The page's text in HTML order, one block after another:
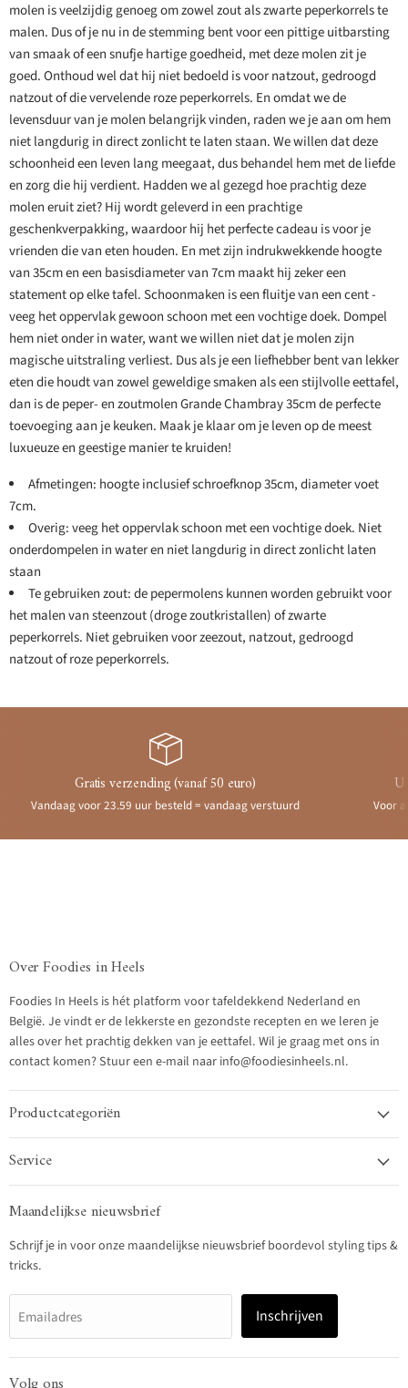
molen is veelzijdig genoeg om zowel zout als zwarte peperkorrels te
malen. Dus of je nu in de stemming bent voor een pittige uitbarsting
van smaak of een snufje hartige goedheid, met deze molen zit je
goed. Onthoud wel dat hij niet bedoeld is voor natzout, gedroogd
natzout of die vervelende roze peperkorrels. En omdat we de
levensduur van je molen belangrijk vinden, raden we je aan om hem
niet langdurig in direct zonlicht te laten staan. We willen dat deze
schoonheid een leven lang meegaat, dus behandel hem met de liefde
en zorg die hij verdient. Hadden we al gezegd hoe prachtig deze
molen eruit ziet? Hij wordt geleverd in een prachtige
geschenkverpakking, waardoor hij het perfecte cadeau is voor je
vrienden die van eten houden. En met zijn indrukwekkende hoogte
van 35cm en een basisdiameter van 7cm maakt hij zeker een
statement op elke tafel. Schoonmaken is een fluitje van een cent -
veeg het oppervlak gewoon schoon met een vochtige doek. Dompel
hem niet onder in water, want we willen niet dat je molen zijn
magische uitstraling verliest. Dus als je een liefhebber bent van lekker
eten die houdt van zowel geweldige smaken als een stijlvolle eettafel,
dan is de peper- en zoutmolen Grande Chambray 35cm de perfecte
toevoeging aan je keuken. Maak je klaar om je leven op de meest
luxueuze en geestige manier te kruiden!
Afmetingen: hoogte inclusief schroefknop 35cm, diameter voet
7cm.
Overig: veeg het oppervlak schoon met een vochtige doek. Niet
onderdompelen in water en niet langdurig in direct zonlicht laten
staan
Te gebruiken zout: de pepermolens kunnen worden gebruikt voor
het malen van steenzout (droge zoutkristallen) of zwarte
peperkorrels. Niet gebruiken voor zeezout, natzout, gedroogd
natzout of roze peperkorrels.
Gratis verzending (vanaf 50 euro)
Vandaag voor 23.59 uur besteld = vandaag verstuurd Voor
Over Foodies in Heels
Foodies In Heels is hét platform voor tafeldekkend Nederland en
België. Je vindt er de lekkerste en gezondste recepten en we leren je
alles over het prachtig dekken van je eettafel. Wil je graag met ons in
contact komen? Stuur een e-mail naar info@foodiesinheels.nl.
Productcategoriën
Service
Maandelijkse nieuwsbrief
Schrijf je in voor onze maandelijkse nieuwsbrief boordevol styling tips &
tricks.
Emailadres Inschrijven